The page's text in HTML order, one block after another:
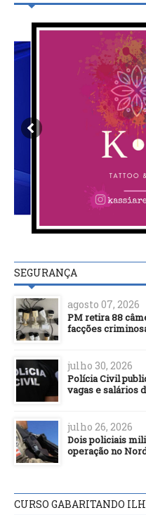
SEGURANÇA
agosto 07, 2026
PM retira 88
facções
julho 30, 2026
Polícia Civil
vagas e salários
julho 26, 2026
Dois policiais
operação no
CURSO GABARITANDO